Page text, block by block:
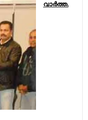
വാര്‍ത്ത.